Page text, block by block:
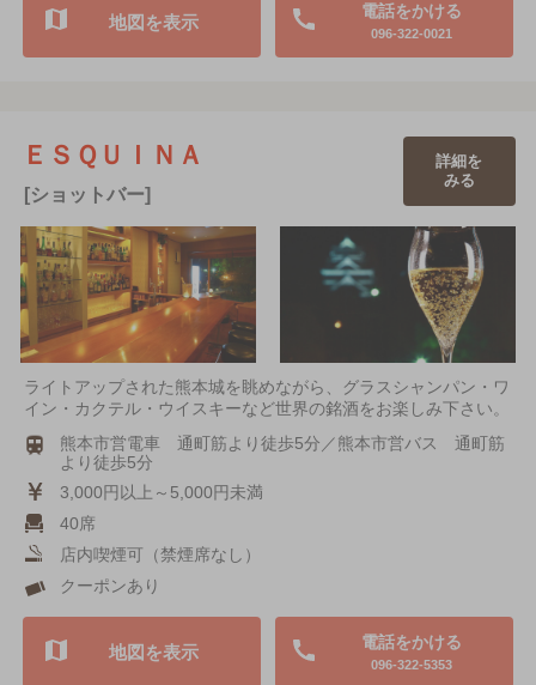
電話をかける
096-322-0021
地図を表示
ＥＳＱＵＩＮＡ
[ショットバー]
詳細を
みる
ライトアップされた熊本城を眺めながら、グラスシャンパン・ワ
イン・カクテル・ウイスキーなど世界の銘酒をお楽しみ下さい。
熊本市営電車 通町筋より徒歩5分／熊本市営バス 通町筋
より徒歩5分
3,000円以上～5,000円未満
40席
店内喫煙可（禁煙席なし）
クーポンあり
電話をかける
096-322-5353
地図を表示